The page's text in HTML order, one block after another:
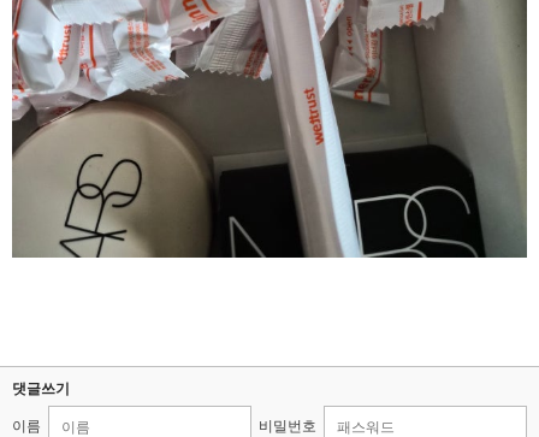
댓글쓰기
이름 비밀번호